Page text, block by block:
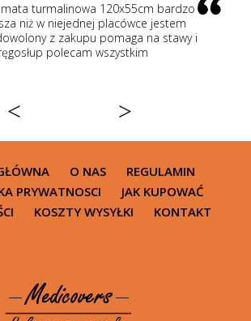
bardzo
jestem
na stawy i
Najlepsze łóżko
leżałem a
sklepów 218 cm
powierzchnia
< >
O NAS
REGULAMIN
PRYWATNOSCI
JAK KUPOWAĆ
KOSZTY WYSYŁKI KONTAKT